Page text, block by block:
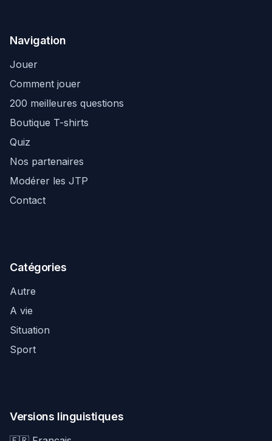
Navigation
Jouer
Comment jouer
200 meilleures questions
Boutique T-shirts
Quiz
Nos partenaires
Modérer les JTP
Contact
Catégories
Autre
A vie
Situation
Sport
Versions linguistiques